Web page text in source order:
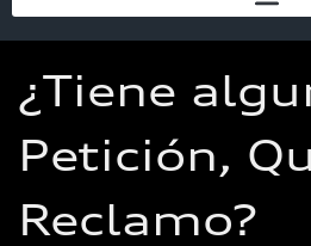
¿Tiene
Petición,
Reclamo?